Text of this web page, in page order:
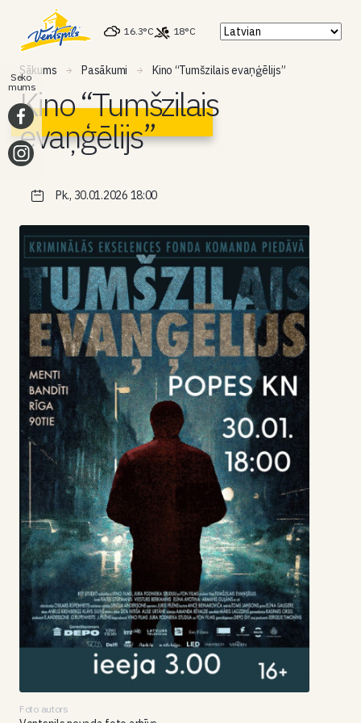
16.3°C 18°C
Sākums Pasākumi Kino “Tumšzilais evaņģēlijs”
Kino “Tumšzilais
evaņģēlijs”
Pk., 30.01.2026 18:00
Foto autors
Seko
mums